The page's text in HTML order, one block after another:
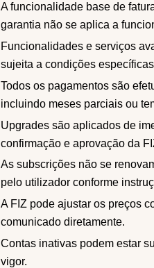
A funcionalidade base de
garantia não se aplica a
Funcionalidades e serviços
sujeita a condições
Todos os pagamentos são
incluindo meses parciais ou
Upgrades são aplicados de
confirmação e aprovação da
As subscrições não se
pelo utilizador conforme
A FIZ pode ajustar os preços
comunicado diretamente.
Contas inativas podem estar
vigor.